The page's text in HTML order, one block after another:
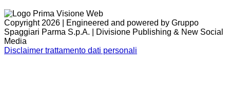
Copyright 2026 | Engineered and powered by Gruppo
Spaggiari Parma S.p.A. | Divisione Publishing & New Social
Media
Disclaimer trattamento dati personali